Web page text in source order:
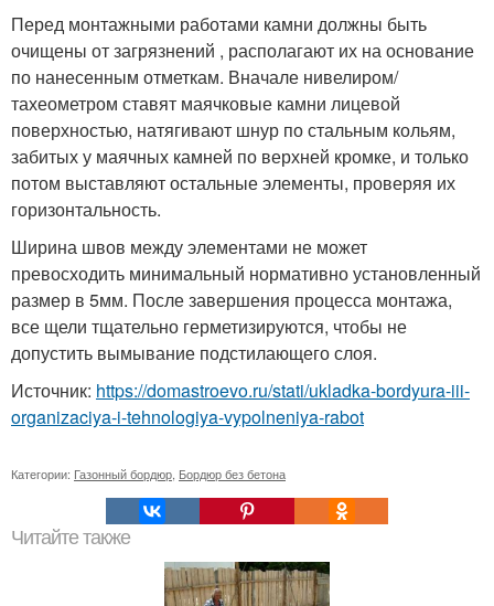
Перед монтажными работами камни должны быть
очищены от загрязнений , располагают их на основание
по нанесенным отметкам. Вначале нивелиром/
тахеометром ставят маячковые камни лицевой
поверхностью, натягивают шнур по стальным кольям,
забитых у маячных камней по верхней кромке, и только
потом выставляют остальные элементы, проверяя их
горизонтальность.
Ширина швов между элементами не может
превосходить минимальный нормативно установленный
размер в 5мм. После завершения процесса монтажа,
все щели тщательно герметизируются, чтобы не
допустить вымывание подстилающего слоя.
Источник: https://domastroevo.ru/stati/ukladka-bordyura-iii-
organizaciya-i-tehnologiya-vypolneniya-rabot
Категории: Газонный бордюр Бордюр без бетона
Читайте также